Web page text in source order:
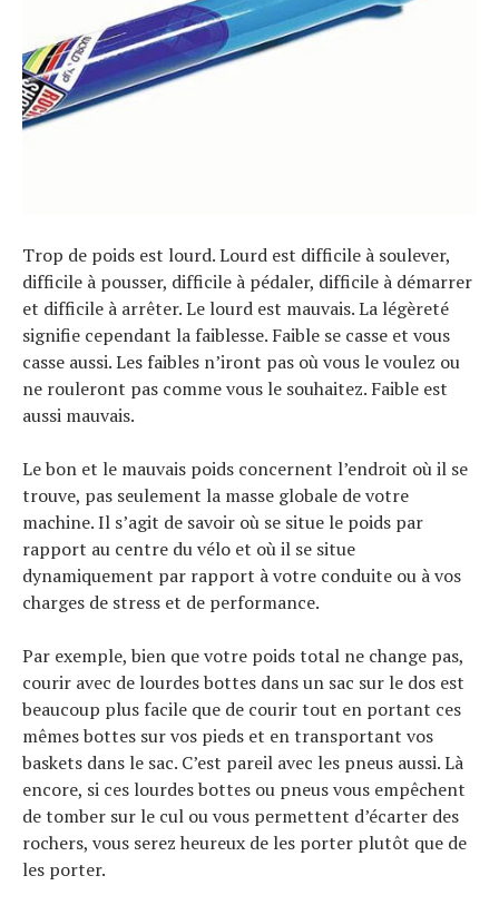
Trop de poids est lourd. Lourd est difficile à soulever,
difficile à pousser, difficile à pédaler, difficile à démarrer
et difficile à arrêter. Le lourd est mauvais. La légèreté
signifie cependant la faiblesse. Faible se casse et vous
casse aussi. Les faibles n’iront pas où vous le voulez ou
ne rouleront pas comme vous le souhaitez. Faible est
aussi mauvais.
Le bon et le mauvais poids concernent l’endroit où il se
trouve, pas seulement la masse globale de votre
machine. Il s’agit de savoir où se situe le poids par
rapport au centre du vélo et où il se situe
dynamiquement par rapport à votre conduite ou à vos
charges de stress et de performance.
Par exemple, bien que votre poids total ne change pas,
courir avec de lourdes bottes dans un sac sur le dos est
beaucoup plus facile que de courir tout en portant ces
mêmes bottes sur vos pieds et en transportant vos
baskets dans le sac. C’est pareil avec les pneus aussi. Là
encore, si ces lourdes bottes ou pneus vous empêchent
de tomber sur le cul ou vous permettent d’écarter des
rochers, vous serez heureux de les porter plutôt que de
les porter.